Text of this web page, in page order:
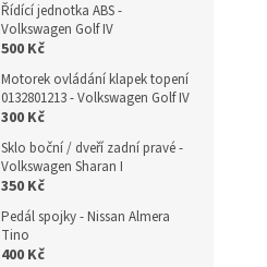
Řídící jednotka ABS -
Volkswagen Golf IV
500 Kč
Motorek ovládání klapek topení
0132801213 - Volkswagen Golf IV
300 Kč
Sklo boční / dveří zadní pravé -
Volkswagen Sharan I
350 Kč
Pedál spojky - Nissan Almera
Tino
400 Kč